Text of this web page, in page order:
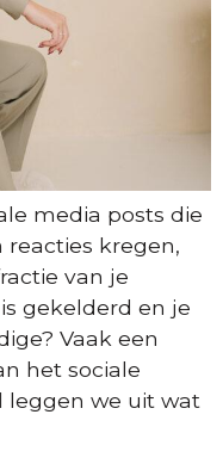
media posts die
kregen,
van je
gekelderd en je
Vaak een
het sociale
leggen we uit wat